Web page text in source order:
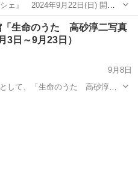
ェ』 2024年9月22日(日) 開催❣️
がコラボしたイベントを、浪江
出店者・出演者を募集い...
会場
「生命のうた 高砂淳二写真
3日～9月23日）
9月8日
して、「生命のうた 高砂淳二